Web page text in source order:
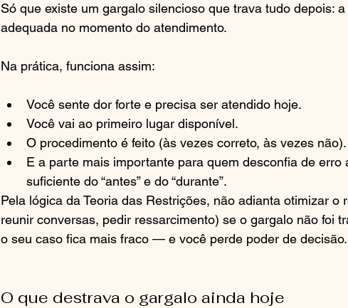
Só que existe um gargalo silencioso que trava tudo depois:
adequada no momento do atendimento.
Na prática, funciona assim:
Você sente dor forte e precisa ser atendido hoje.
Você vai ao primeiro lugar disponível.
O procedimento é feito (às vezes correto, às vezes não).
E a parte mais importante para quem desconfia de erro
suficiente do “antes” e do “durante”.
Pela lógica da Teoria das Restrições, não adianta otimizar o
reunir conversas, pedir ressarcimento) se o gargalo não foi
o seu caso fica mais fraco — e você perde poder de decisão.
O que destrava o gargalo ainda hoje